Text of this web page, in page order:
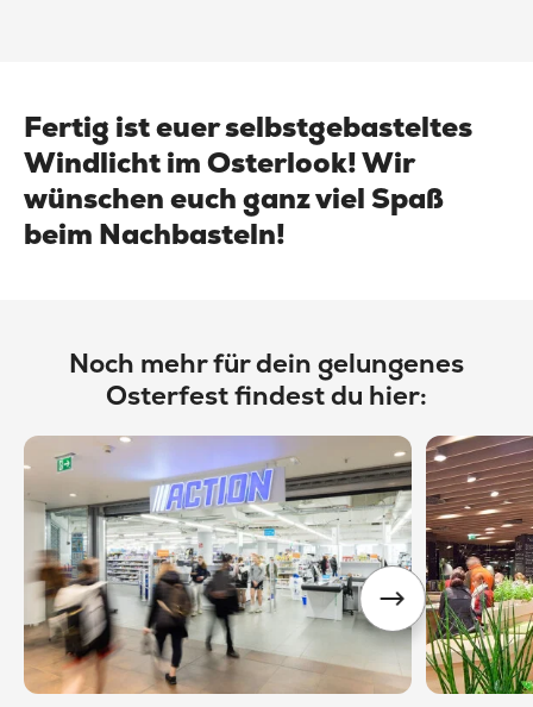
Fertig ist euer selbstgebasteltes
Windlicht im Osterlook! Wir
wünschen euch ganz viel Spaß
beim Nachbasteln!
Noch mehr für dein gelungenes
Osterfest findest du hier: